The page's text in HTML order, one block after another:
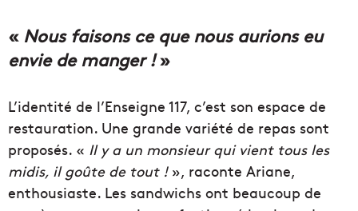
«Nous faisons ce que nous aurions eu
envie de manger !»
L’identité de l’Enseigne 117, c’est son espace de
restauration. Une grande variété de repas sont
proposés. « Il y a un monsieur qui vient tous les
midis, il goûte de tout !», raconte Ariane,
enthousiaste. Les sandwichs ont beaucoup de